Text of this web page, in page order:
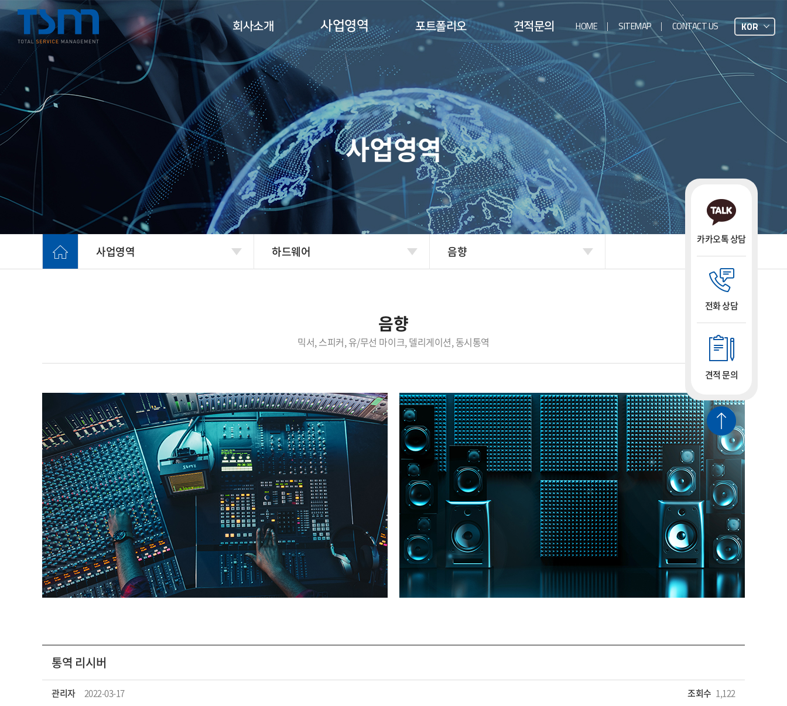
HOME SITEMAP CONTACT US KOR
회사소개
인사말
연혁
조직도
오시는길
사업영역
하드웨어
소프트웨어
인센티브 투어
포트폴리오
포트폴리오
견적문의
견적문의
사업영역
사업영역 하드웨어 음향
음향
믹서, 스피커, 유/무선 마이크, 델리게이션, 동시통역
통역 리시버
관리자 2022-03-17 조회수 1,122
카카오톡 상담
전화 상담
견적 문의